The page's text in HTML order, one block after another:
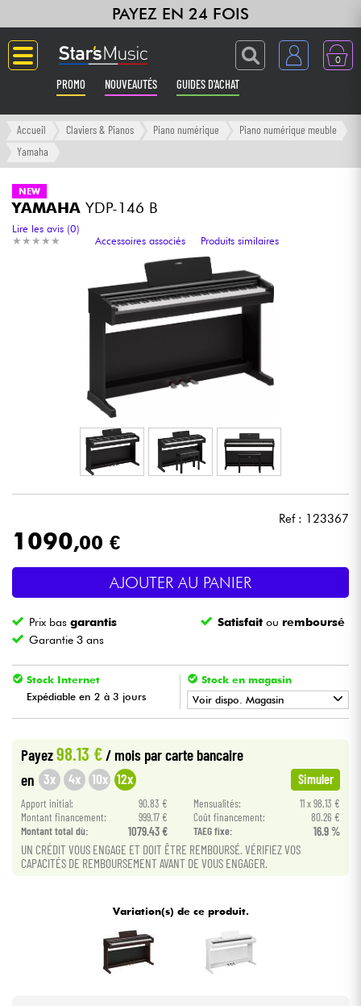
PAYEZ EN 24 FOIS
0
PROMO NOUVEAUTÉS GUIDES D'ACHAT
Langue
Amplis & Effets
Claviers & Pianos
Synthés & Sampleurs
Home Studio
Micros & HF
Eclairage
Batteries & Percu
Vents
Violons & Quatuor
Eveil Musical
Câbles & Access.
HiFi
Packs
Accueil Claviers & Pianos Piano numérique
Piano numérique meuble
Yamaha
NEW
YAMAHA YDP-146 B
★ ★ ★ ★ ★
★ ★ ★ ★ ★
Lire les avis (0)
Accessoires associés
Produits similaires
Ref : 123367
1090,00 €
AJOUTER AU PANIER
Prix basgarantis Satisfait ou remboursé
Garantie 3 ans
Stock Internet
Expédiable en 2 à 3 jours
Stock en magasin
Voir dispo. Magasin
• TOULOUSE
Payez98.13 €/ mois par carte bancaire
en 3x 4x 10x 12x Simuler
Apport initial: 90.83 € Mensualités:
11 x 98.13 €
Montant financement:
999.17 € Coût financement:
80.26 €
Montant total dù:
1079.43 € TAEG fixe: 16.9 %
UN CRÉDIT VOUS ENGAGE ET DOIT ÊTRE REMBOURSÉ. VÉRIFIEZ VOS
CAPACITÉS DE REMBOURSEMENT AVANT DE VOUS ENGAGER.
Variation(s) de ce produit.